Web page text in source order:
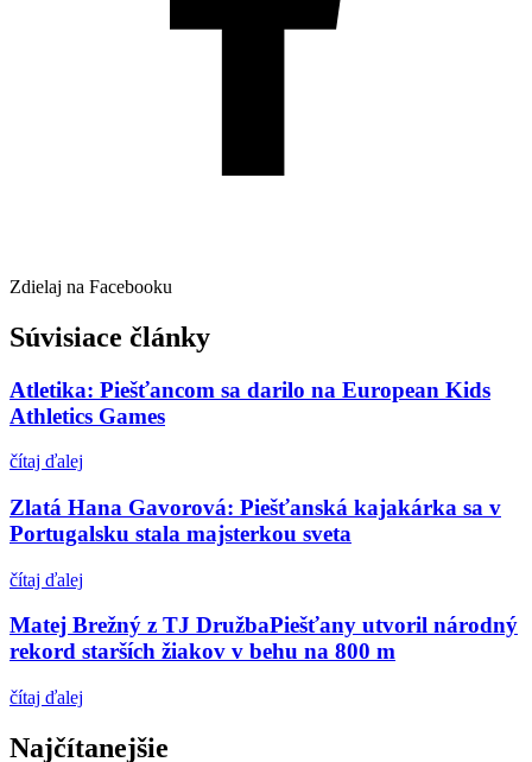
Zdielaj na Facebooku
Súvisiace články
Atletika: Piešťancom sa darilo na European Kids
Athletics Games
čítaj ďalej
Zlatá Hana Gavorová: Piešťanská kajakárka sa v
Portugalsku stala majsterkou sveta
čítaj ďalej
Matej Brežný z TJ DružbaPiešťany utvoril národný
rekord starších žiakov v behu na 800 m
čítaj ďalej
Najčítanejšie